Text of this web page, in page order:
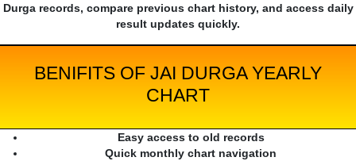
Durga records, compare previous chart history, and access daily
result updates quickly.
BENIFITS OF JAI DURGA YEARLY
CHART
Easy access to old records
Quick monthly chart navigation